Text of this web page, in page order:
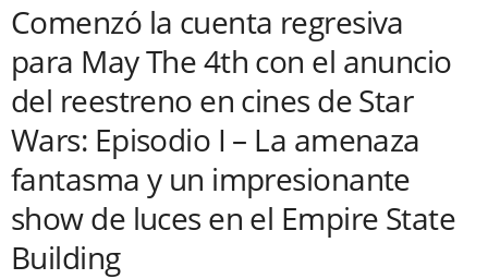
Comenzó la cuenta regresiva
para May The 4th con el anuncio
del reestreno en cines de Star
Wars: Episodio I – La amenaza
fantasma y un impresionante
show de luces en el Empire State
Building